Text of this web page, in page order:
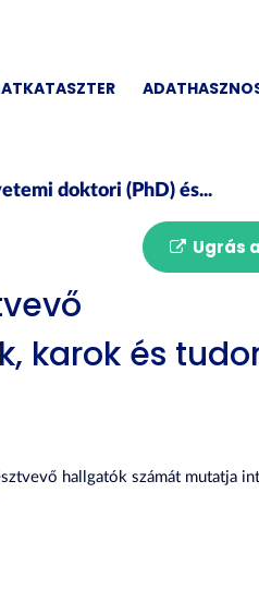
doktori (PhD) és...
Ugrás
karok és
hallgatók számát mutatja